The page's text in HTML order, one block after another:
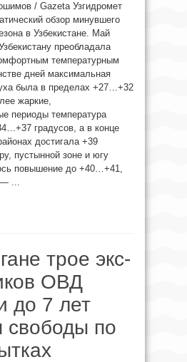
/ Gazeta Узгидромет
обзор минувшего
в Узбекистане. Май
преобладала
температурным
дней максимальная
была в пределах +27…+32
жаркие,
периоды температура
градусов, а в конце
достигала +39
пустынной зоне и югу
повышение до +40…+41,
— ...
трое экс-
ОВД
до 7 лет
свободы по